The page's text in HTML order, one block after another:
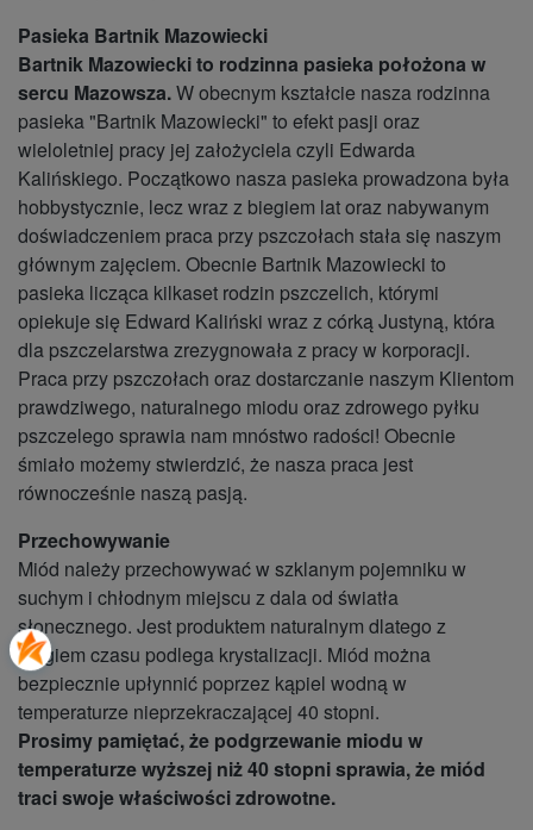
Pasieka Bartnik Mazowiecki
Bartnik Mazowiecki to rodzinna pasieka położona w
sercu Mazowsza.W obecnym kształcie nasza rodzinna
pasieka "Bartnik Mazowiecki" to efekt pasji oraz
wieloletniej pracy jej założyciela czyli Edwarda
Kalińskiego. Początkowo nasza pasieka prowadzona była
hobbystycznie, lecz wraz z biegiem lat oraz nabywanym
doświadczeniem praca przy pszczołach stała się naszym
głównym zajęciem. Obecnie Bartnik Mazowiecki to
pasieka licząca kilkaset rodzin pszczelich, którymi
opiekuje się Edward Kaliński wraz z córką Justyną, która
dla pszczelarstwa zrezygnowała z pracy w korporacji.
Praca przy pszczołach oraz dostarczanie naszym Klientom
prawdziwego, naturalnego miodu oraz zdrowego pyłku
pszczelego sprawia nam mnóstwo radości! Obecnie
śmiało możemy stwierdzić, że nasza praca jest
równocześnie naszą pasją.
Przechowywanie
Miód należy przechowywać w szklanym pojemniku w
suchym i chłodnym miejscu z dala od światła
słonecznego. Jest produktem naturalnym dlatego z
biegiem czasu podlega krystalizacji. Miód można
bezpiecznie upłynnić poprzez kąpiel wodną w
temperaturze nieprzekraczającej 40 stopni.
Prosimy pamiętać, że podgrzewanie miodu w
temperaturze wyższej niż 40 stopni sprawia, że miód
traci swoje właściwości zdrowotne.